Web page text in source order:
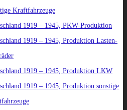
Kraftfahrzeuge
1919 – 1945, PKW-Produktion
1919 – 1945, Produktion Lasten-
1919 – 1945, Produktion LKW
1919 – 1945, Produktion sonstige